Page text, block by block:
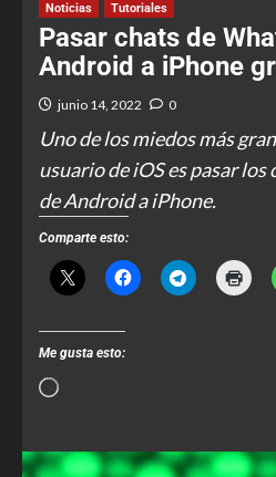
Noticias Tutoriales
Pasar chats de
Android a iPhone
junio 14, 2022 0
Uno de los miedos más
usuario de iOS es pasar
de Android a iPhone.
Comparte esto:
Me gusta esto: